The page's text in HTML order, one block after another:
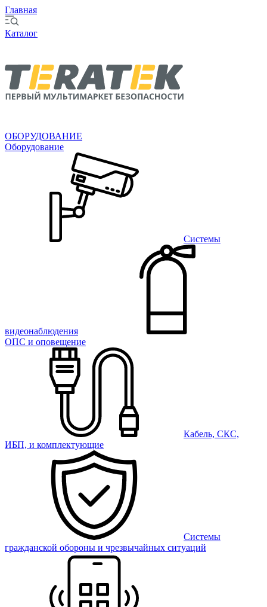
Главная
Каталог
ОБОРУДОВАНИЕ
Оборудование
Системы
видеонаблюдения
ОПС и оповещение
Кабель, СКС,
ИБП, и комплектующие
Системы
гражданской обороны и чрезвычайных ситуаций